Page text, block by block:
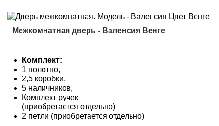
Межкомнатная дверь - Валенсия Венге
Комплект:
1 полотно,
2,5 коробки,
5 наличников,
Комплект ручек
(приобретается отдельно)
2 петли (приобретается отдельно)